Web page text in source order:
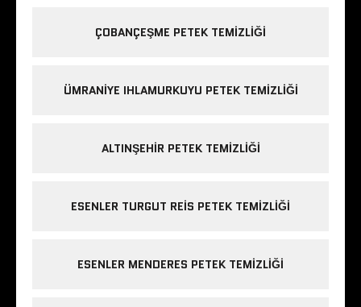
ÇOBANÇEŞME PETEK TEMIZLIĞI
ÜMRANIYE IHLAMURKUYU PETEK TEMIZLIĞI
ALTINŞEHIR PETEK TEMIZLIĞI
ESENLER TURGUT REIS PETEK TEMIZLIĞI
ESENLER MENDERES PETEK TEMIZLIĞI